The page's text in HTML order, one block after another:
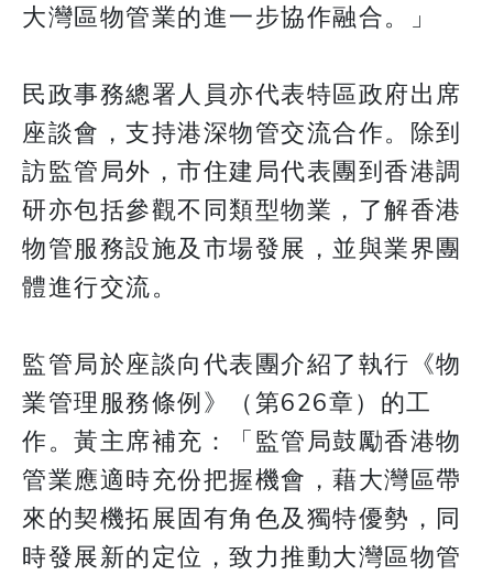
大灣區物管業的進一步協作融合。」
民政事務總署人員亦代表特區政府出席
座談會，支持港深物管交流合作。除到
訪監管局外，市住建局代表團到香港調
研亦包括參觀不同類型物業，了解香港
物管服務設施及市場發展，並與業界團
體進行交流。
監管局於座談向代表團介紹了執行《物
業管理服務條例》（第626章）的工
作。黃主席補充：「監管局鼓勵香港物
管業應適時充份把握機會，藉大灣區帶
來的契機拓展固有角色及獨特優勢，同
時發展新的定位，致力推動大灣區物管